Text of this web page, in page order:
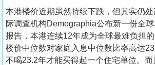
本港楼价近期虽然持续下跌，但其实仍
际调查机构Demographia公布新一份全
报告，本港连续12年成为全球最难负担的
楼价中位数对家庭入息中位数比率高达
不喝23.2年才能买得起一个住宅单位。